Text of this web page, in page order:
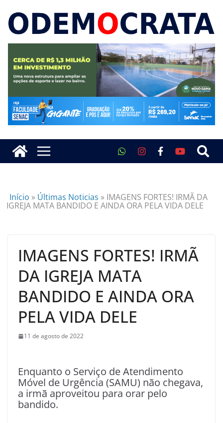
Início » Últimas Noticias » IMAGENS FORTES! IRMÃ DA
IGREJA MATA BANDIDO E AINDA ORA PELA VIDA DELE
IMAGENS FORTES! IRMÃ
DA IGREJA MATA
BANDIDO E AINDA ORA
PELA VIDA DELE
11 de agosto de 2022
Enquanto o Serviço de Atendimento
Móvel de Urgência (SAMU) não chegava,
a irmã aproveitou para orar pelo
bandido.